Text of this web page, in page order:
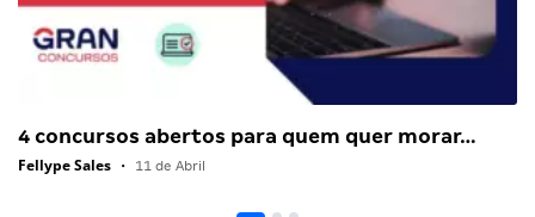
4 concursos abertos para quem quer morar…
Fellype Sales • 11 de Abril